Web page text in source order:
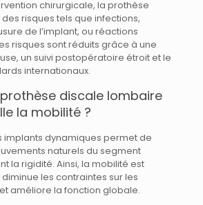
chirurgicale, la prothèse
risques tels que infections,
de l’implant, ou réactions
risques sont réduits grâce à une
un suivi postopératoire étroit et le
internationaux.
discale lombaire
la mobilité ?
implants dynamiques permet de
naturels du segment
la rigidité. Ainsi, la mobilité est
les contraintes sur les
améliore la fonction globale.